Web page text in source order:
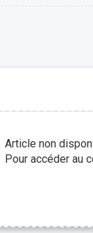
Article non
Pour accéder au